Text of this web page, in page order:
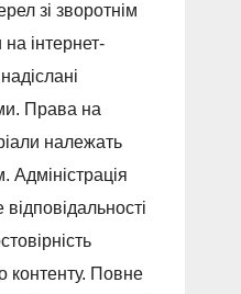
зі зворотнім
інтернет-
Права на
належать
Адміністрація
контенту. Повне